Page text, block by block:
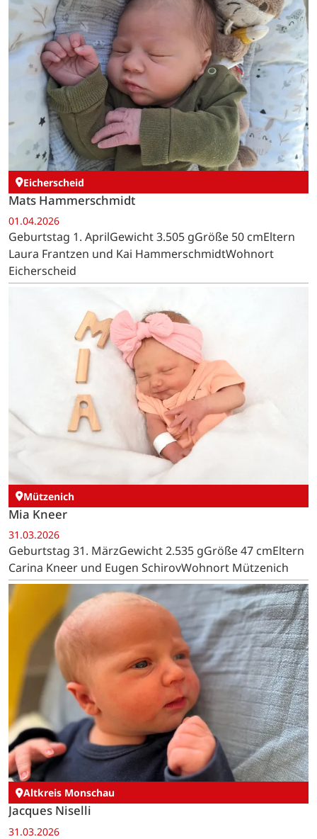
Eicherscheid
Mats Hammerschmidt
01.04.2026
Geburtstag 1. AprilGewicht 3.505 gGröße 50 cmEltern
Laura Frantzen und Kai HammerschmidtWohnort
Eicherscheid
Mützenich
Mia Kneer
31.03.2026
Geburtstag 31. MärzGewicht 2.535 gGröße 47 cmEltern
Carina Kneer und Eugen SchirovWohnort Mützenich
Altkreis Monschau
Jacques Niselli
31.03.2026